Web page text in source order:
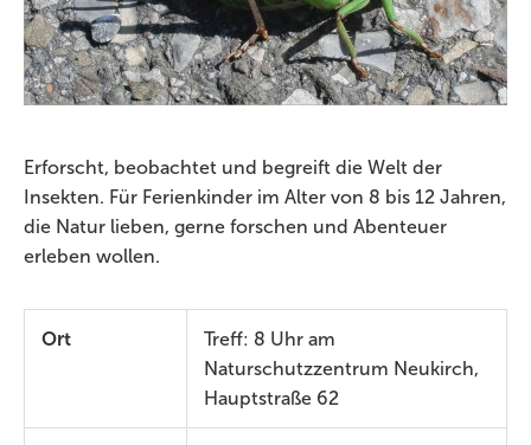
Erforscht, beobachtet und begreift die Welt der
Insekten. Für Ferienkinder im Alter von 8 bis 12 Jahren,
die Natur lieben, gerne forschen und Abenteuer
erleben wollen.
Ort
Treff: 8 Uhr am
Naturschutzzentrum Neukirch,
Hauptstraße 62